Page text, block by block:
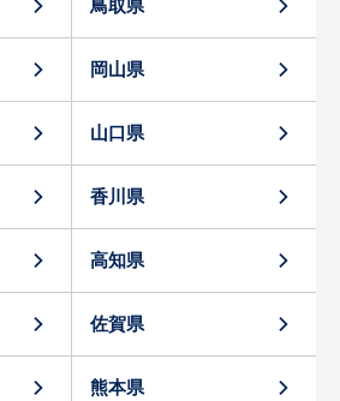
鳥取県
岡山県
山口県
香川県
高知県
佐賀県
熊本県